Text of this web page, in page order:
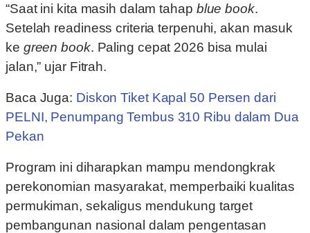
“Saat ini kita masih dalam tahap blue book.
Setelah readiness criteria terpenuhi, akan masuk
ke green book. Paling cepat 2026 bisa mulai
jalan,” ujar Fitrah.
Baca Juga: Diskon Tiket Kapal 50 Persen dari
PELNI, Penumpang Tembus 310 Ribu dalam Dua
Pekan
Program ini diharapkan mampu mendongkrak
perekonomian masyarakat, memperbaiki kualitas
permukiman, sekaligus mendukung target
pembangunan nasional dalam pengentasan